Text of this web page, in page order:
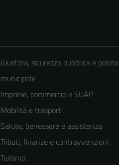
Giustizia, sicurezza pubblica e polizia
municipale
Imprese, commercio e SUAP
Mobilità e trasporti
Salute, benessere e assistenza
Tributi, finanze e contravvenzioni
Turismo